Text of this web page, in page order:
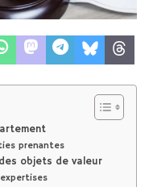
prenantes
objets de valeur